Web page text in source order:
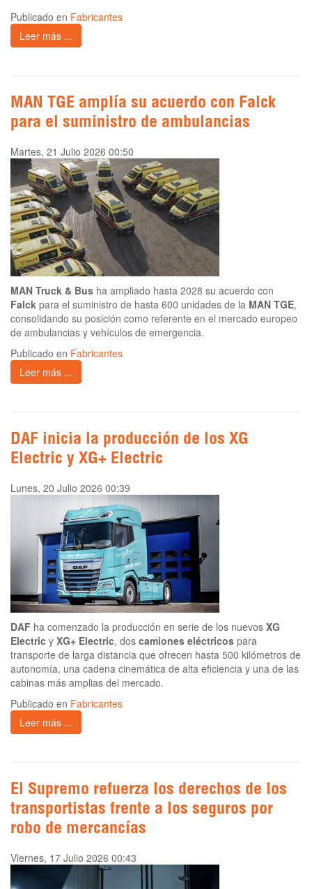
Publicado en Fabricantes
Leer más ...
MAN TGE amplía su acuerdo con Falck
para el suministro de ambulancias
Martes, 21 Julio 2026 00:50
MAN Truck & Bus ha ampliado hasta 2028 su acuerdo con
Falck para el suministro de hasta 600 unidades de la MAN TGE,
consolidando su posición como referente en el mercado europeo
de ambulancias y vehículos de emergencia.
Publicado en Fabricantes
Leer más ...
DAF inicia la producción de los XG
Electric y XG+ Electric
Lunes, 20 Julio 2026 00:39
DAF ha comenzado la producción en serie de los nuevos XG
Electric y XG+ Electric, dos camiones eléctricos para
transporte de larga distancia que ofrecen hasta 500 kilómetros de
autonomía, una cadena cinemática de alta eficiencia y una de las
cabinas más amplias del mercado.
Publicado en Fabricantes
Leer más ...
El Supremo refuerza los derechos de los
transportistas frente a los seguros por
robo de mercancías
Viernes, 17 Julio 2026 00:43